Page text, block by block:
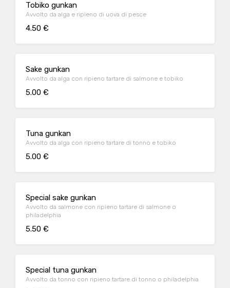
Tobiko gunkan
Avvolto da alga e ripieno di uova di pesce
4.50 €
Sake gunkan
Avvolto da alga con ripieno tartare di salmone e tobiko
5.00 €
Tuna gunkan
Avvolto da alga con ripieno tartare di tonno e tobiko
5.00 €
Special sake gunkan
Avvolto da salmone con ripieno tartare di salmone o
philadelphia
5.50 €
Special tuna gunkan
Avvolto da tonno con ripieno tartare di tonno o philadelphia